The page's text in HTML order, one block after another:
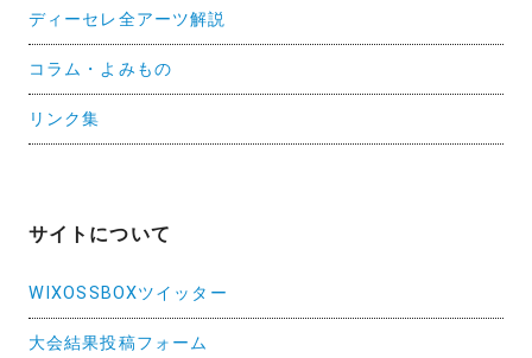
ディーセレ全アーツ解説
コラム・よみもの
リンク集
サイトについて
WIXOSSBOXツイッター
大会結果投稿フォーム